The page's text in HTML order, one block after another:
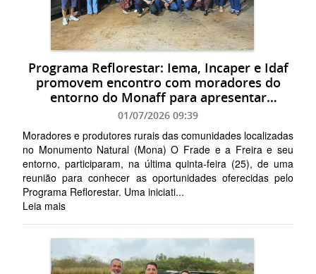
Programa Reflorestar: Iema, Incaper e Idaf
promovem encontro com moradores do
entorno do Monaff para apresentar
oportunidades
01/07/2026 09:39
Moradores e produtores rurais das comunidades localizadas
no Monumento Natural (Mona) O Frade e a Freira e seu
entorno, participaram, na última quinta-feira (25), de uma
reunião para conhecer as oportunidades oferecidas pelo
Programa Reflorestar. Uma iniciati...
Leia mais